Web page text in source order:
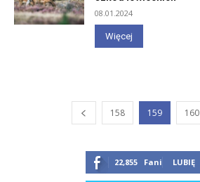
08.01.2024
Więcej
158 159 160
22,855 Fani LUBIĘ